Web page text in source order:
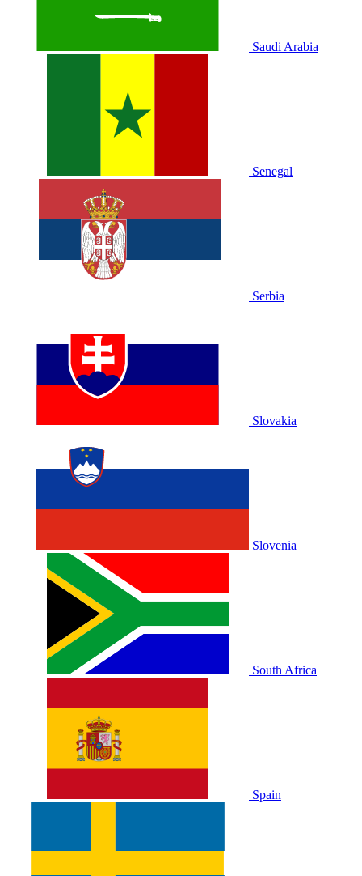
Saudi Arabia
Senegal
Serbia
Slovakia
Slovenia
South Africa
Spain